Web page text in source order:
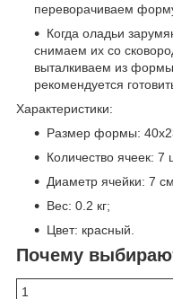
переворачиваем
Когда оладьи
снимаем их со
выталкиваем из
рекомендуется
Характеристики:
Размер формы:
Количество ячеек: 7
Диаметр ячейки: 7
Вес: 0.2 кг;
Цвет: красный.
Почему
1